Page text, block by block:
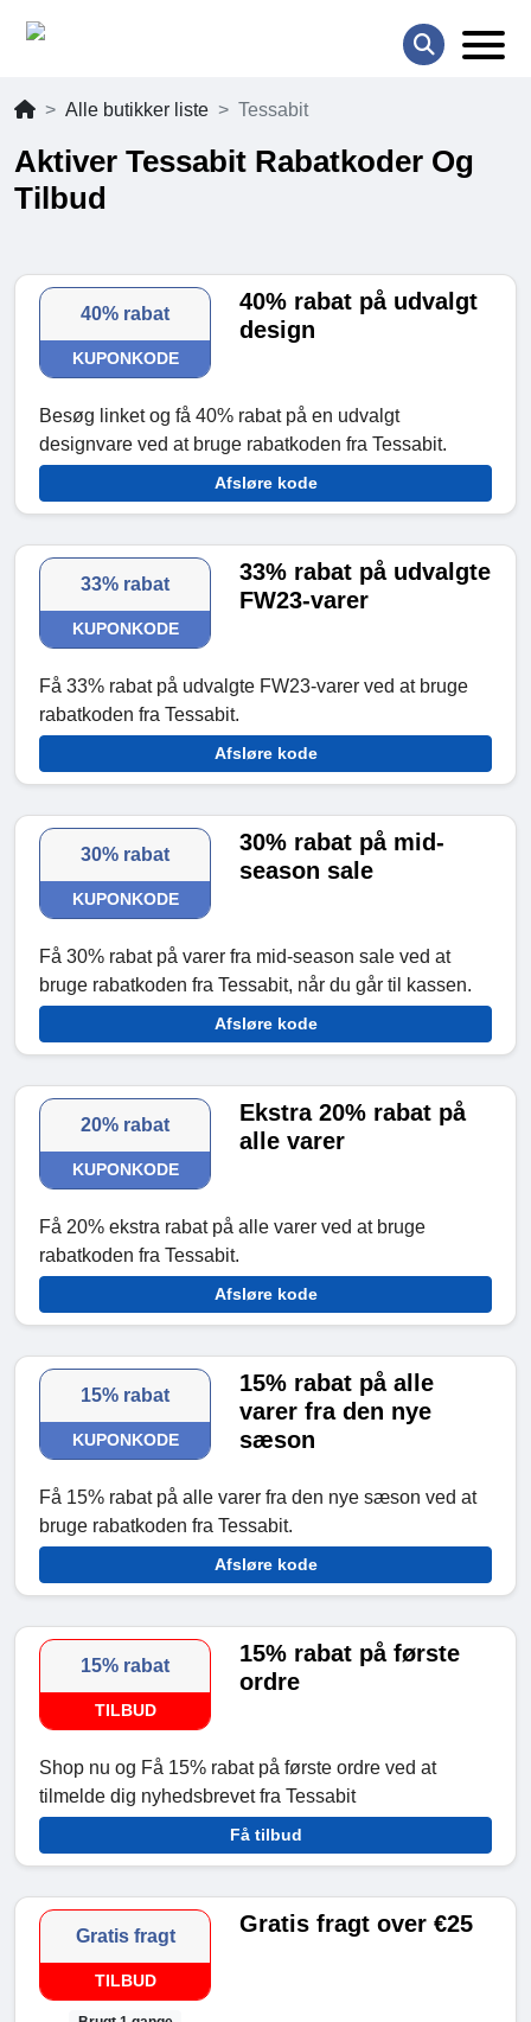
Alle butikker liste Tessabit
Aktiver Tessabit Rabatkoder Og
Tilbud
40% rabat
KUPONKODE
40% rabat på udvalgt
design
Besøg linket og få 40% rabat på en udvalgt
designvare ved at bruge rabatkoden fra Tessabit.
Afsløre kode
33% rabat
KUPONKODE
33% rabat på udvalgte
FW23-varer
Få 33% rabat på udvalgte FW23-varer ved at bruge
rabatkoden fra Tessabit.
Afsløre kode
30% rabat
KUPONKODE
30% rabat på mid-
season sale
Få 30% rabat på varer fra mid-season sale ved at
bruge rabatkoden fra Tessabit, når du går til kassen.
Afsløre kode
20% rabat
KUPONKODE
Ekstra 20% rabat på
alle varer
Få 20% ekstra rabat på alle varer ved at bruge
rabatkoden fra Tessabit.
Afsløre kode
15% rabat
KUPONKODE
15% rabat på alle
varer fra den nye
sæson
Få 15% rabat på alle varer fra den nye sæson ved at
bruge rabatkoden fra Tessabit.
Afsløre kode
15% rabat
TILBUD
15% rabat på første
ordre
Shop nu og Få 15% rabat på første ordre ved at
tilmelde dig nyhedsbrevet fra Tessabit
Få tilbud
Gratis fragt
TILBUD
Gratis fragt over €25